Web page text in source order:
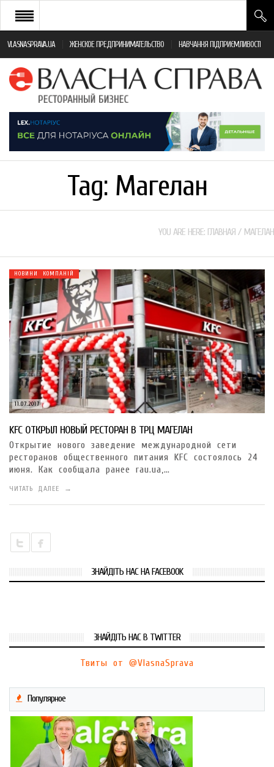
VLASNASPRAVA.UA ЖЕНСКОЕ ПРЕДПРИНИМАТЕЛЬСТВО НАВЧАННЯ ПІДПРИЄМЛИВОСТІ
НОВИНИ РЕСТОРАННОГО БІЗНЕСУ
ЯК ВІДКРИТИ ТА УСПІШНО КЕРУВАТИ
МОНІТОРИНГ ЗАКОНОДАВСТВА
Tag: Магелан
YOU ARE HERE: ГЛАВНАЯ / МАГЕЛАН
11.07.2017
НОВИНИ КОМПАНІЙ
KFC ОТКРЫЛ НОВЫЙ РЕСТОРАН В ТРЦ МАГЕЛАН
Открытие нового заведение международной сети
ресторанов общественного питания KFC состоялось 24
июня. Как сообщала ранее rau.ua,…
ЧИТАТЬ ДАЛЕЕ →
ЗНАЙДІТЬ НАС НА FACEBOOK
ЗНАЙДІТЬ НАС В TWITTER
Твиты от @VlasnaSprava
Популярное